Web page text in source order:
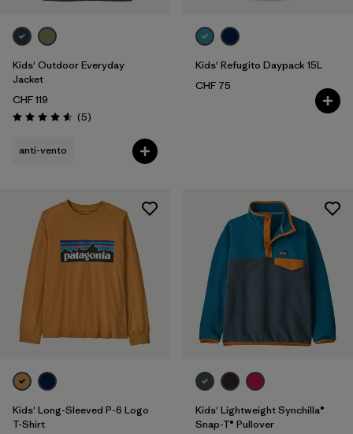
Kids' Outdoor Everyday
Jacket
CHF 119
Valutazione: 4.6 / 5
(5Recensioni
)
anti-vento
Kids' Refugito Daypack 15L
CHF 75
Kids' Long-Sleeved P-6 Logo
T-Shirt
Kids' Lightweight Synchilla®
Snap-T® Pullover